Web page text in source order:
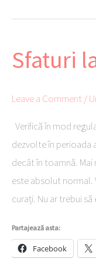
Sfaturi
Leave a Comment /
Verifică în mod
dezvolte în perioada
decât în toamnă. Mai
este absolut normal.
curați. Nu ar trebui
Partajează asta:
Facebook
Sfaturi
la
an